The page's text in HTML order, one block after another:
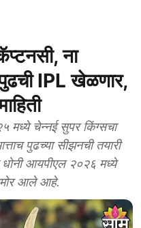
ना
पुढची IPL खेळणार,
चेन्नई सुपर किंग्सचा
पुढच्या सीझनची तयारी
आयपीएल २०२६ मध्ये
आले आहे.